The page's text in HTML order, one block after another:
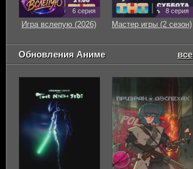
6 серия
Игра вслепую (2026)
8 серия
Мастер игры (2 сезон)
Обновления Аниме все